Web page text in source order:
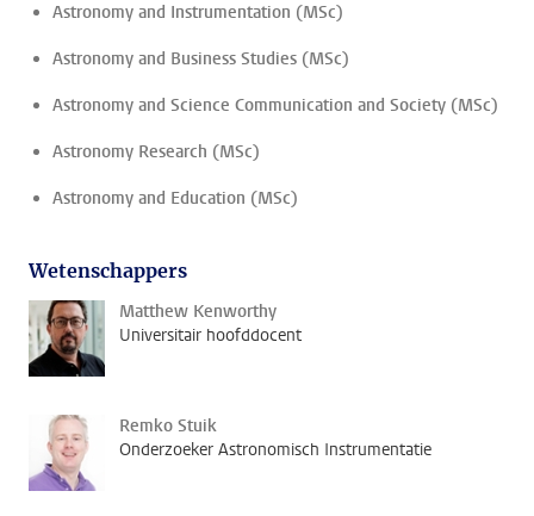
Astronomy and Instrumentation (MSc)
Astronomy and Business Studies (MSc)
Astronomy and Science Communication and Society (MSc)
Astronomy Research (MSc)
Astronomy and Education (MSc)
Wetenschappers
Matthew Kenworthy
Universitair hoofddocent
Remko Stuik
Onderzoeker Astronomisch Instrumentatie